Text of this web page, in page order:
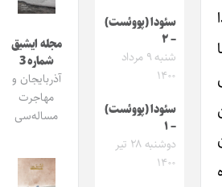
سئودا (پووئست)
– ۲
شنبه ۹ مرداد
۱۴۰۰
سئودا (پووئست)
– ۱
دوشنبه ۲۸ تیر
۱۴۰۰
مجله ایشیق
شماره 3
آذربایجان و
مهاجرت
مساله‌سی